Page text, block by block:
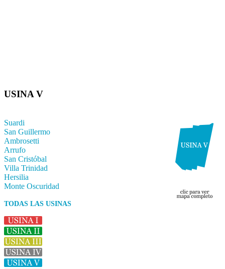
USINA V
Suardi
San Guillermo
Ambrosetti
Arrufo
San Cristóbal
Villa Trinidad
Hersilia
Monte Oscuridad
TODAS LAS USINAS